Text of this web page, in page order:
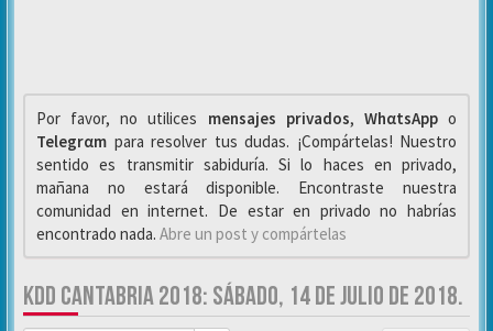
Por favor, no utilices mensajes privados, WhαtsAppo
Telegrαm para resolver tus dudas. ¡Compártelas! Nuestro
sentido es transmitir sabiduría. Si lo haces en privado,
mañana no estará disponible. Encontraste nuestra
comunidad en internet. De estar en privado no habrías
encontrado nada. Abre un post y compártelas
KDD CANTABRIA 2018: SÁBADO, 14 DE JULIO DE 2018.